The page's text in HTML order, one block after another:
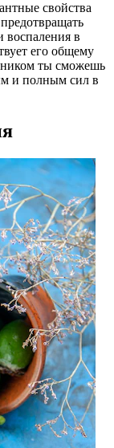
свойства
воспаления в
его общему
ты сможешь
и полным сил в